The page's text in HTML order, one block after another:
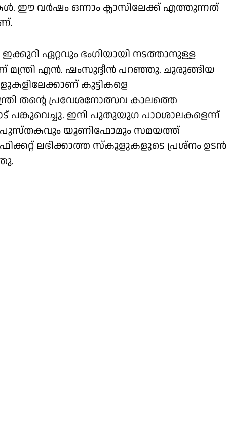
ഈ വർഷം ഒന്നാം ക്ലാസിലേക്ക് എത്തുന്നത്
ഏറ്റവും ഭംഗിയായി നടത്താനുള്ള
മന്ത്രി എൻ. ഷംസുദ്ദീൻ പറഞ്ഞു. ചുരുങ്ങിയ
കുട്ടികളെ
തൻ്റെ പ്രവേശനോത്സവ കാലത്തെ
പങ്കുവെച്ചു. ഇനി പുതുയുഗ പാഠശാലകളെന്ന്
യൂണിഫോമും സമയത്ത്
ലഭിക്കാത്ത സ്കൂളുകളുടെ പ്രശ്നം ഉടൻ